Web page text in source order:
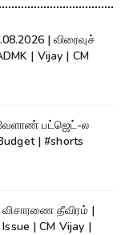
| விரைவுச்
| Vijay | CM
பட்ஜெட்-ல
| #shorts
விசாரணை தீவிரம் |
| CM Vijay |